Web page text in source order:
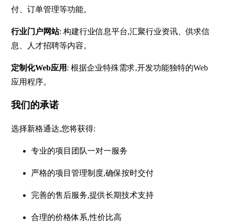
付、订单管理等功能。
行业门户网站: 构建行业信息平台,汇聚行业资讯、供求信
息、人才招聘等内容。
定制化Web应用 : 根据企业特殊需求,开发功能独特的Web
应用程序。
我们的承诺
选择新格通达,您将获得:
专业的项目团队一对一服务
严格的项目管理制度,确保按时交付
完善的售后服务,提供长期技术支持
合理的价格体系,性价比高